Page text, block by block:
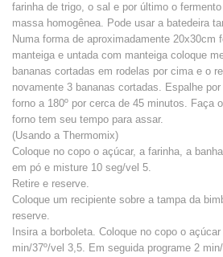
farinha de trigo, o sal e por último o
massa homogênea. Pode usar a batedeira
Numa forma de aproximadamente 20x30cm
manteiga e untada com manteiga coloque
bananas cortadas em rodelas por cima e o
novamente 3 bananas cortadas. Espalhe
forno a 180º por cerca de 45 minutos. Faça
forno tem seu tempo para assar.
(Usando a Thermomix)
Coloque no copo o açúcar, a farinha, a
em pó e misture 10 seg/vel 5.
Retire e reserve.
Coloque um recipiente sobre a tampa da
reserve.
Insira a borboleta. Coloque no copo o
min/37º/vel 3,5. Em seguida programe 2